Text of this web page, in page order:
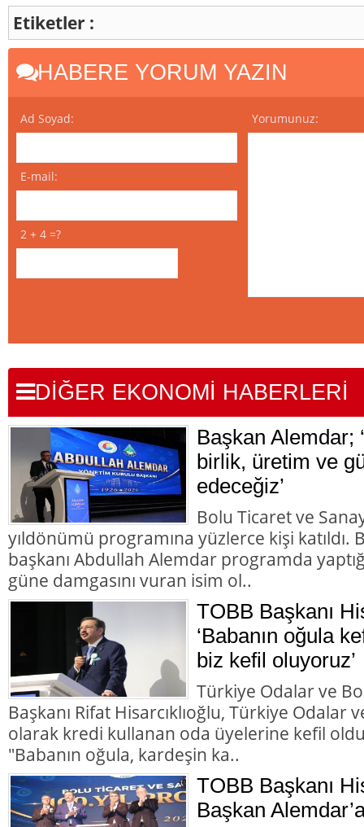
Etiketler :
HABERE YORUM YAZIN
Ad Soyad:
E-mail:
2 + 4 =?
Yorumunuz:
DİĞER EKONOMİ HABERLERİ
Başkan Alemdar;
birlik, üretim ve
edeceğiz’
Bolu Ticaret ve
yıldönümü programına yüzlerce kişi katıldı.
başkanı Abdullah Alemdar programda
güne damgasını vuran isim ol..
TOBB Başkanı
‘Babanın oğula
biz kefil oluyoruz’
Türkiye Odalar ve
Başkanı Rifat Hisarcıklıoğlu, Türkiye Odalar
olarak kredi kullanan oda üyelerine kefil
"Babanın oğula, kardeşin ka..
TOBB Başkanı
Başkan